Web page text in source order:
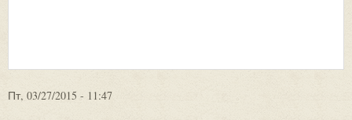
Пт, 03/27/2015 - 11:47